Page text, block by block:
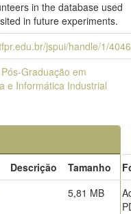
in the database used
in future experiments.
jspui/handle/1/
Graduação em
e Informática Industrial
Descrição Tamanho
5,81 MB